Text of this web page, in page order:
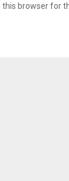
browser for